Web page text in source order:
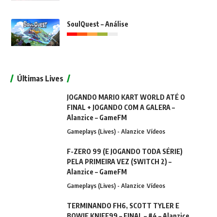
SoulQuest – Análise
Últimas Lives
JOGANDO MARIO KART WORLD ATÉ O
FINAL + JOGANDO COM A GALERA –
Alanzice – GameFM
Gameplays (Lives) - Alanzice Vídeos
F-ZERO 99 (E JOGANDO TODA SÉRIE)
PELA PRIMEIRA VEZ (SWITCH 2) –
Alanzice – GameFM
Gameplays (Lives) - Alanzice Vídeos
TERMINANDO FH6, SCOTT TYLER E